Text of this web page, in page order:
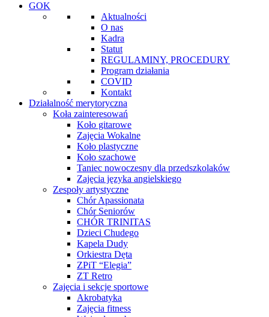
GOK
Aktualności
O nas
Kadra
Statut
REGULAMINY, PROCEDURY
Program działania
COVID
Kontakt
Działalność merytoryczna
Koła zainteresowań
Koło gitarowe
Zajęcia Wokalne
Koło plastyczne
Koło szachowe
Taniec nowoczesny dla przedszkolaków
Zajęcia języka angielskiego
Zespoły artystyczne
Chór Apassionata
Chór Seniorów
CHÓR TRINITAS
Dzieci Chudego
Kapela Dudy
Orkiestra Dęta
ZPiT “Elegia”
ZT Retro
Zajęcia i sekcje sportowe
Akrobatyka
Zajęcia fitness